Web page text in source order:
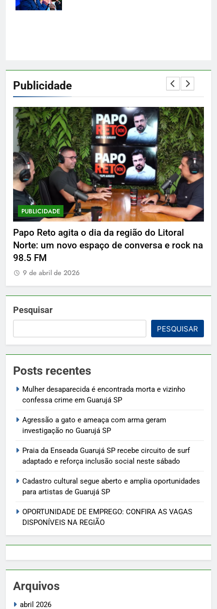
Jesus Ferreira
Publicidade
PUBLICIDADE
Papo Reto agita o dia da região do Litoral
Norte: um novo espaço de conversa e rock na
98.5 FM
9 de abril de 2026
Pesquisar
PESQUISAR
Posts recentes
Mulher desaparecida é encontrada morta e vizinho
confessa crime em Guarujá SP
Agressão a gato e ameaça com arma geram
investigação no Guarujá SP
Praia da Enseada Guarujá SP recebe circuito de surf
adaptado e reforça inclusão social neste sábado
Cadastro cultural segue aberto e amplia oportunidades
para artistas de Guarujá SP
OPORTUNIDADE DE EMPREGO: CONFIRA AS VAGAS
DISPONÍVEIS NA REGIÃO
Arquivos
abril 2026